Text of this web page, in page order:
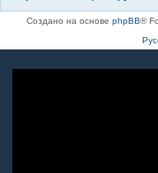
Создано на основе phpBB®